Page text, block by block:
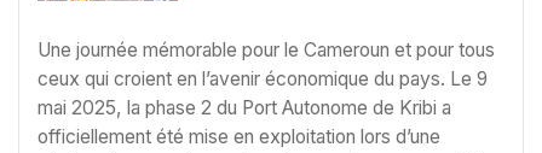
Une journée mémorable pour le Cameroun et pour tous
ceux qui croient en l’avenir économique du pays. Le 9
mai 2025, la phase 2 du Port Autonome de Kribi a
officiellement été mise en exploitation lors d’une